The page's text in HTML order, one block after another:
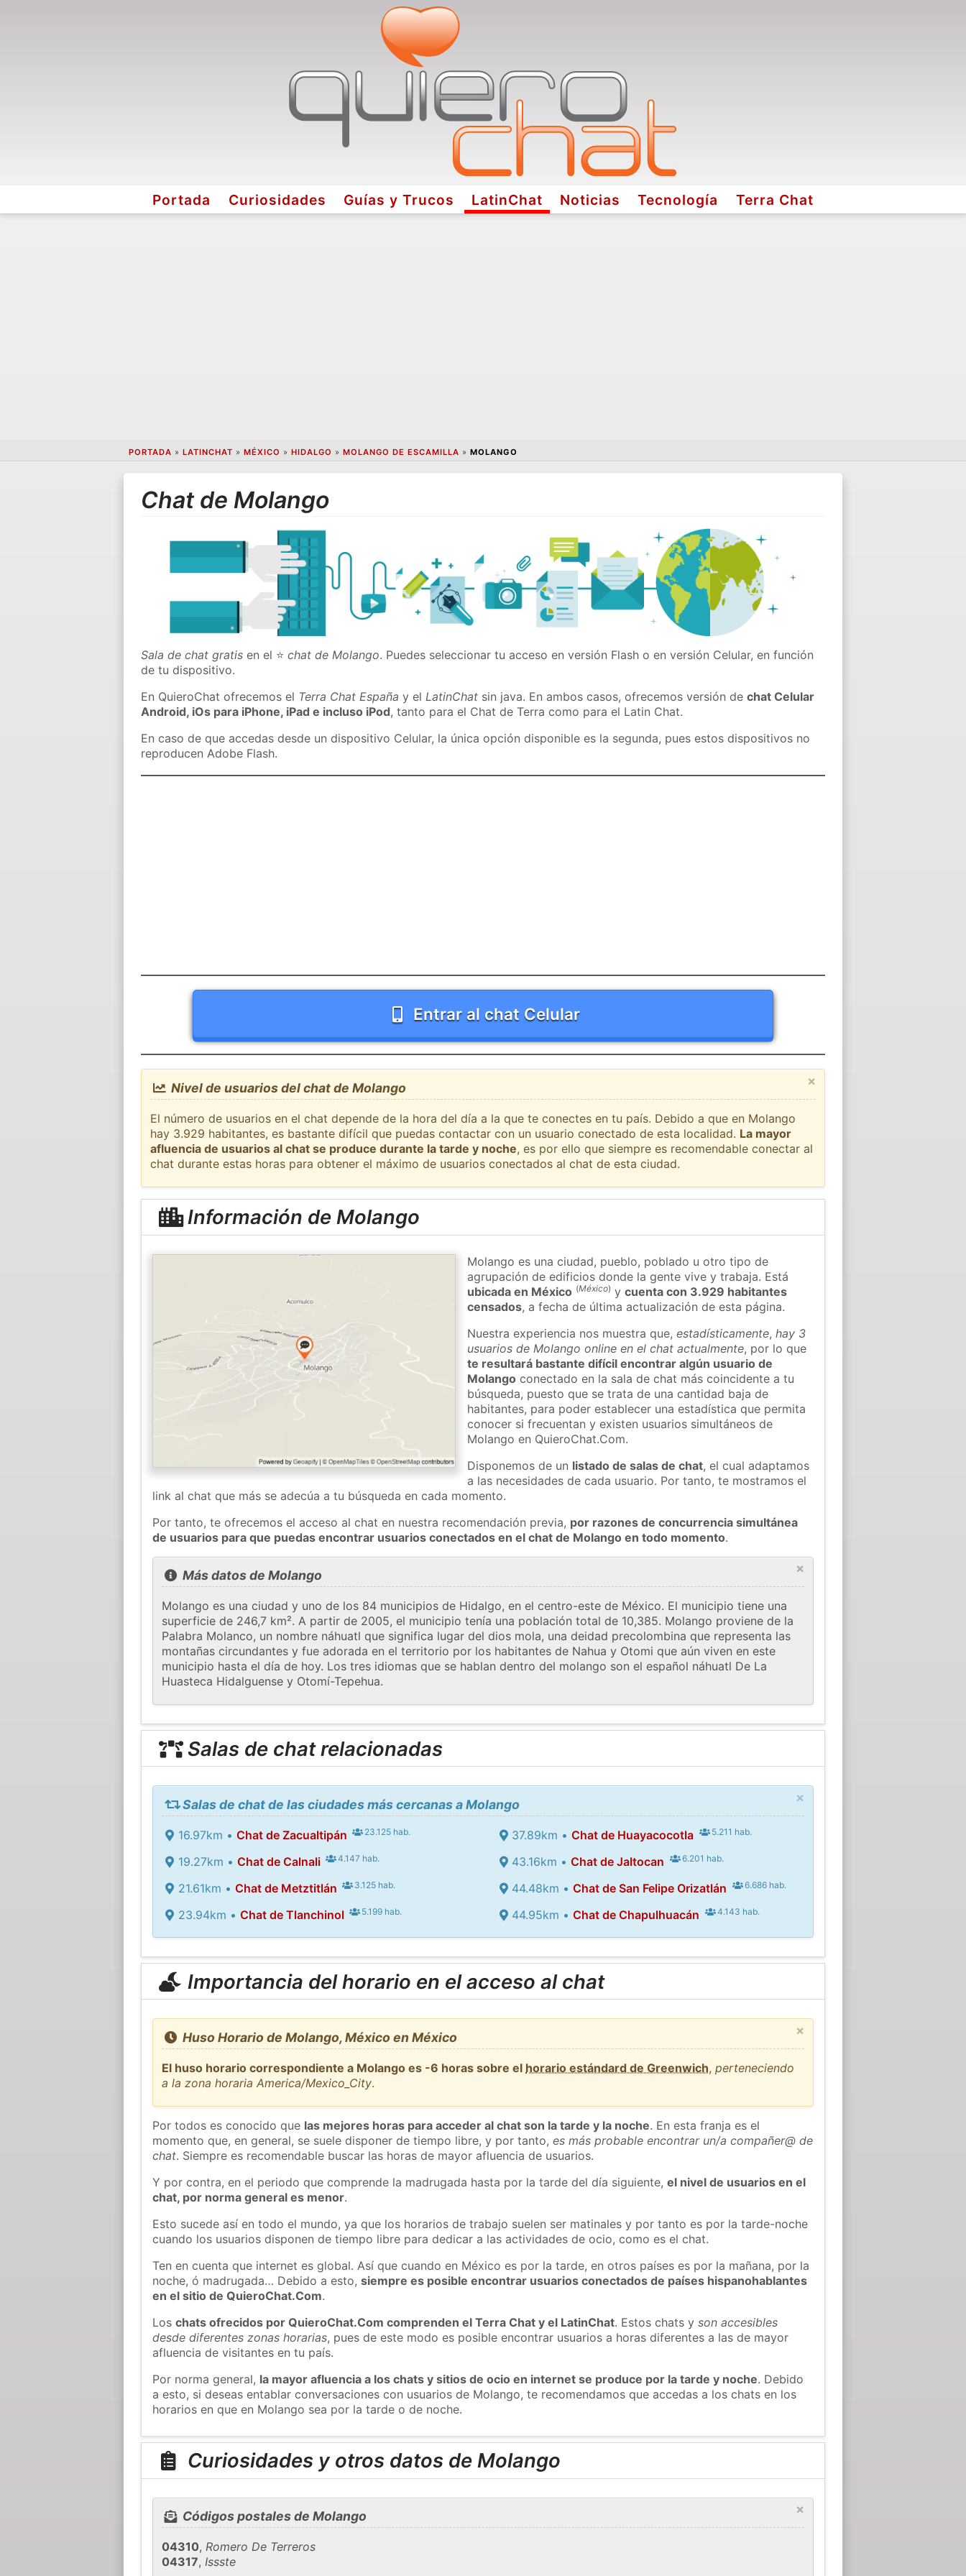
Portada Curiosidades Guías y Trucos LatinChat Noticias Tecnología Terra Chat
PORTADA » LATINCHAT » MÉXICO » HIDALGO » MOLANGO DE ESCAMILLA » MOLANGO
Chat de Molango
Sala de chat gratis en el ⭐chat de Molango. Puedes seleccionar tu acceso en versión Flash o en versión Celular, en función
de tu dispositivo.
En QuieroChat ofrecemos el Terra Chat España y elLatinChat sin java. En ambos casos, ofrecemos versión dechat Celular
Android, iOs para iPhone, iPad e incluso iPod, tanto para el Chat de Terra como para el Latin Chat.
En caso de que accedas desde un dispositivo Celular, la única opción disponible es la segunda, pues estos dispositivos no
reproducen Adobe Flash.
Entrar al chat Celular
×
Nivel de usuarios del chat de Molango
El número de usuarios en el chat depende de la hora del día a la que te conectes en tu país. Debido a que en Molango
hay 3.929 habitantes, es bastante difícil que puedas contactar con un usuario conectado de esta localidad. La mayor
afluencia de usuarios al chat se produce durante la tarde y noche, es por ello que siempre es recomendable conectar al
chat durante estas horas para obtener el máximo de usuarios conectados al chat de esta ciudad.
Información de Molango
Molango es una ciudad, pueblo, poblado u otro tipo de
agrupación de edificios donde la gente vive y trabaja. Está
ubicada en México (México) ycuenta con 3.929 habitantes
censados, a fecha de última actualización de esta página.
Nuestra experiencia nos muestra que,estadísticamente,hay 3
usuarios de Molango online en el chat actualmente, por lo que
te resultará bastante difícil encontrar algún usuario de
Molango conectado en la sala de chat más coincidente a tu
búsqueda, puesto que se trata de una cantidad baja de
habitantes, para poder establecer una estadística que permita
conocer si frecuentan y existen usuarios simultáneos de
Molango en QuieroChat.Com.
Disponemos de un listado de salas de chat, el cual adaptamos
a las necesidades de cada usuario. Por tanto, te mostramos el
link al chat que más se adecúa a tu búsqueda en cada momento.
Por tanto, te ofrecemos el acceso al chat en nuestra recomendación previa, por razones de concurrencia simultánea
de usuarios para que puedas encontrar usuarios conectados en el chat de Molango en todo momento.
×
Más datos de Molango
Molango es una ciudad y uno de los 84 municipios de Hidalgo, en el centro-este de México. El municipio tiene una
superficie de 246,7 km². A partir de 2005, el municipio tenía una población total de 10,385. Molango proviene de la
Palabra Molanco, un nombre náhuatl que significa lugar del dios mola, una deidad precolombina que representa las
montañas circundantes y fue adorada en el territorio por los habitantes de Nahua y Otomi que aún viven en este
municipio hasta el día de hoy. Los tres idiomas que se hablan dentro del molango son el español náhuatl De La
Huasteca Hidalguense y Otomí-Tepehua.
Salas de chat relacionadas
×
Salas de chat de las ciudades más cercanas a Molango
16.97km • Chat de Zacualtipán 23.125 hab.
19.27km • Chat de Calnali 4.147 hab.
21.61km • Chat de Metztitlán 3.125 hab.
23.94km • Chat de Tlanchinol 5.199 hab.
37.89km •Chat de Huayacocotla 5.211 hab.
43.16km •Chat de Jaltocan 6.201 hab.
44.48km •Chat de San Felipe Orizatlán 6.686 hab.
44.95km •Chat de Chapulhuacán 4.143 hab.
Importancia del horario en el acceso al chat
×
Huso Horario de Molango, México en México
El huso horario correspondiente a Molango es -6 horas sobre el horario estándard de Greenwich,perteneciendo
a la zona horaria America/Mexico_City.
Por todos es conocido que las mejores horas para acceder al chat son la tarde y la noche. En esta franja es el
momento que, en general, se suele disponer de tiempo libre, y por tanto,es más probable encontrar un/a compañer@ de
chat. Siempre es recomendable buscar las horas de mayor afluencia de usuarios.
Y por contra, en el periodo que comprende la madrugada hasta por la tarde del día siguiente,el nivel de usuarios en el
chat, por norma general es menor.
Esto sucede así en todo el mundo, ya que los horarios de trabajo suelen ser matinales y por tanto es por la tarde-noche
cuando los usuarios disponen de tiempo libre para dedicar a las actividades de ocio, como es el chat.
Ten en cuenta que internet es global. Así que cuando en México es por la tarde, en otros países es por la mañana, por la
noche, ó madrugada… Debido a esto,siempre es posible encontrar usuarios conectados de países hispanohablantes
en el sitio de QuieroChat.Com.
Loschats ofrecidos por QuieroChat.Com comprenden el Terra Chat y el LatinChat. Estos chats yson accesibles
desde diferentes zonas horarias, pues de este modo es posible encontrar usuarios a horas diferentes a las de mayor
afluencia de visitantes en tu país.
Por norma general, la mayor afluencia a los chats y sitios de ocio en internet se produce por la tarde y noche. Debido
a esto, si deseas entablar conversaciones con usuarios de Molango, te recomendamos que accedas a los chats en los
horarios en que en Molango sea por la tarde o de noche.
Curiosidades y otros datos de Molango
×
Códigos postales de Molango
04310,Romero De Terreros
04317,Issste